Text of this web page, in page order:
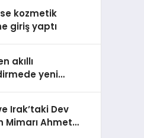
kozmetik
giriş yaptı
akıllı
yeni
Irak’taki Dev
Mimarı Ahmet